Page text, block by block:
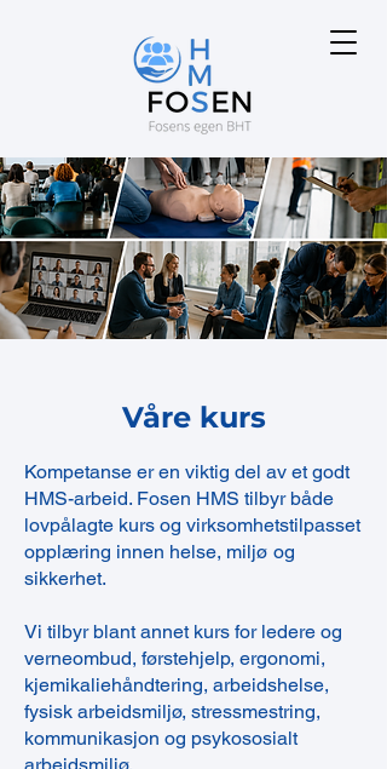
Våre kurs
Kompetanse er en viktig del av et godt
HMS-arbeid. Fosen HMS tilbyr både
lovpålagte kurs og virksomhetstilpasset
opplæring innen helse, miljø og
sikkerhet.
Vi tilbyr blant annet kurs for ledere og
verneombud, førstehjelp, ergonomi,
kjemikaliehåndtering, arbeidshelse,
fysisk arbeidsmiljø, stressmestring,
kommunikasjon og psykososialt